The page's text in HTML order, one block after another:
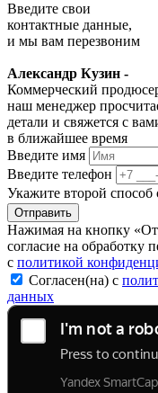
Введите свои
контактные данные,
и мы вам перезвоним
Александр Кузин -
Коммерческий
наш менеджер
детали и свяжется с
в ближайшее время
Введите имя
Введите телефон
Укажите второй способ
Отправить
Нажимая на кнопку
согласие на обработку
с политикой
Согласен(на) с
данных